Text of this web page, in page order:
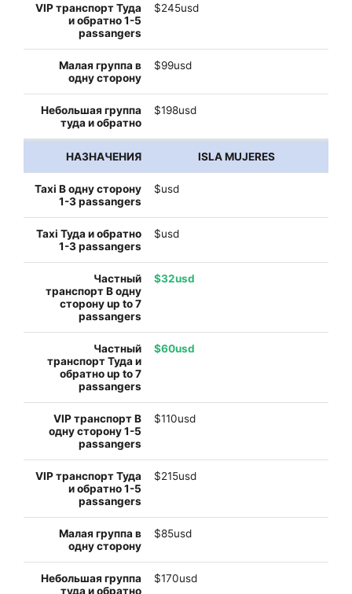
$245usd
$99usd
$198usd
ISLA MUJERES
$usd
$usd
$32usd
$60usd
$110usd
$215usd
$85usd
$170usd